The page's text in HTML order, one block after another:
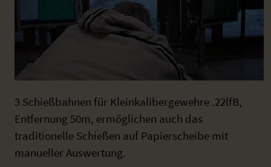
3 Schießbahnen für Kleinkalibergewehre .22lfB,
Entfernung 50m, ermöglichen auch das
traditionelle Schießen auf Papierscheibe mit
manueller Auswertung.